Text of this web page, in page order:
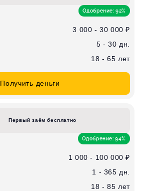
Одобрение: 92%
3 000 - 30 000 ₽
5 - 30 дн.
18 - 65 лет
Получить деньги
Первый заём бесплатно
Одобрение: 94%
1 000 - 100 000 ₽
1 - 365 дн.
18 - 85 лет